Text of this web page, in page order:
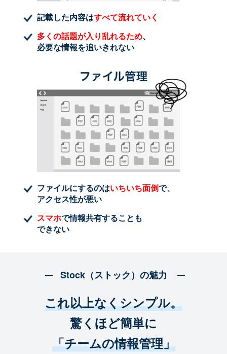
記載した内容はすべて流れていく
多くの話題が入り乱れるため、
必要な情報を追いきれない
ファイルにするのはいちいち面倒で、
アクセス性が悪い
スマホで情報共有することも
できない
Stock（ストック）の魅力
これ以上なくシンプル。
驚くほど簡単に
「チームの情報管理」